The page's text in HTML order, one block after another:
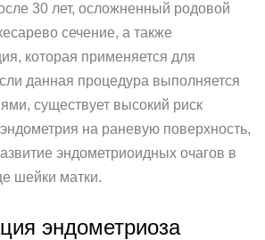
30 лет, осложненный родовой
сечение, а также
которая применяется для
данная процедура выполняется
существует высокий риск
на раневую поверхность,
эндометриоидных очагов в
шейки матки.
эндометриоза